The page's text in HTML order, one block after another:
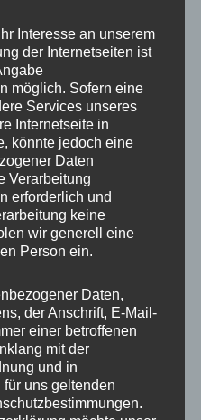
allem begehbare
die aber
mit mir
schlicht zu warm.
fand ich auch den
Wildkatze. Sie lebt
in freier Wildbahn
aber ohne großen
Interesse an unserem
der Internetseiten ist
möglich. Sofern eine
Services unseres
Internetseite in
könnte jedoch eine
Daten
Verarbeitung
erforderlich und
keine
wir generell eine
Person ein.
Daten,
der Anschrift, E-Mail-
einer betroffenen
mit der
und in
uns geltenden